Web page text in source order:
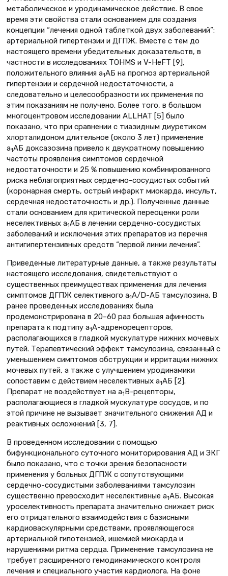
метаболическое и уродинамическое действие. В свое
время эти свойства стали основанием для создания
концепции “лечения одной таблеткой двух заболеваний”:
артериальной гипертензии и ДГПЖ. Вместе с тем до
настоящего времени убедительных доказательств, в
частности в исследованиях TOHMS и V-HeFT [9],
положительного влияния a1АБ на прогноз артериальной
гипертензии и сердечной недостаточности, а
следовательно и целесообразности их применения по
этим показаниям не получено. Более того, в большом
многоцентровом исследовании ALLHAT [5] было
показано, что при сравнении с тиазидным диуретиком
хлорталидоном длительное (около 3 лет) применение
a1АБ доксазозина привело к двукратному повышению
частоты проявления симптомов сердечной
недостаточности и 25 % повышению комбинированного
риска неблагоприятных сердечно-сосудистых событий
(коронарная смерть, острый инфаркт миокарда, инсульт,
сердечная недостаточность и др.). Полученные данные
стали основанием для критической переоценки роли
неселективных a1АБ в лечении сердечно-сосудистых
заболеваний и исключения этих препаратов из перечня
антигипертензивных средств “первой линии лечения”.
Приведенные литературные данные, а также результаты
настоящего исследования, свидетельствуют о
существенных преимуществах применения для лечения
симптомов ДГПЖ селективного a1А/D-АБ тамсулозина. В
ранее проведенных исследованиях была
продемонстрирована в 20–60 раз большая афинность
препарата к подтипу a1А-адренорецепторов,
располагающихся в гладкой мускулатуре нижних мочевых
путей. Терапевтический эффект тамсулозина, связанный с
уменьшением симптомов обструкции и ирритации нижних
мочевых путей, а также с улучшением уродинамики
сопоставим с действием неселективных a1АБ [2].
Препарат не воздействует на a1B-рецепторы,
располагающиеся в гладкой мускулатуре сосудов, и по
этой причине не вызывает значительного снижения АД и
реактивных осложнений [3, 7].
В проведенном исследовании с помощью
бифункционального суточного мониторирования АД и ЭКГ
было показано, что с точки зрения безопасности
применения у больных ДГПЖ с сопутствующими
сердечно-сосудистыми заболеваниями тамсулозин
существенно превосходит неселективные a1АБ. Высокая
уроселективность препарата значительно снижает риск
его отрицательного взаимодействия с базисными
кардиоваскулярными средствами, проявляющегося
артериальной гипотензией, ишемией миокарда и
нарушениями ритма сердца. Применение тамсулозина не
требует расширенного гемодинамического контроля
лечения и специального участия кардиолога. На фоне